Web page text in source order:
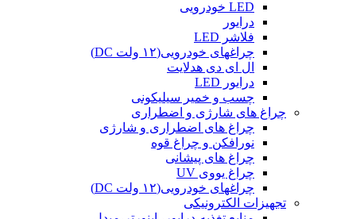
LED خودرویی
درایور
فلاشر LED
چراغهای خودرویی(۱۲ ولت DC)
ال ای دی هدلایت
درایور LED
چسب و خمیر سیلیکونی
چراغ های شارژی و اضطراری
چراغ های اضطراری و شارژی
نورافکن و چراغ قوه
چراغ های پیشانی
چراغ یووی UV
چراغهای خودرویی(۱۲ ولت DC)
تجهیزات الکترونیکی